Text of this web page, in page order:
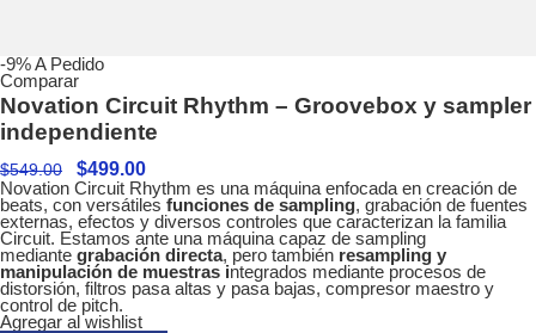
-9%A Pedido
Comparar
Novation Circuit Rhythm – Groovebox y sampler
independiente
$549.00 $499.00
Novation Circuit Rhythm es una máquina enfocada en creación de
beats, con versátiles funciones de sampling, grabación de fuentes
externas, efectos y diversos controles que caracterizan la familia
Circuit. Estamos ante una máquina capaz de sampling
mediante grabación directa, pero también resampling y
manipulación de muestras integrados mediante procesos de
distorsión, filtros pasa altas y pasa bajas, compresor maestro y
control de pitch.
Agregar al wishlist